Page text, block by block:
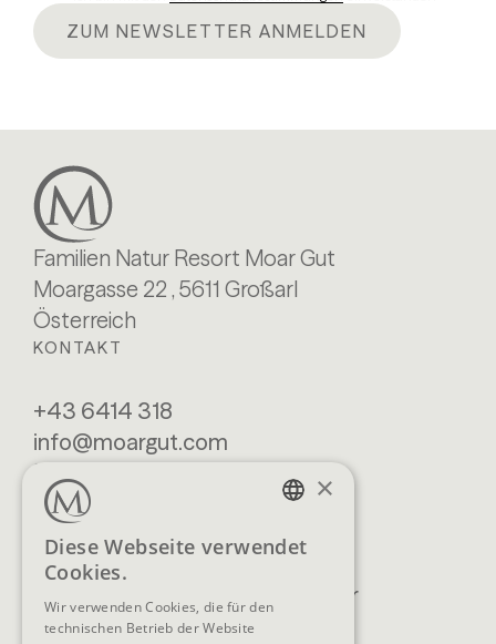
ZUM NEWSLETTER ANMELDEN
Familien Natur Resort Moar Gut
Moargasse 22 , 5611 Großarl
Österreich
KONTAKT
+43 6414 318
info@moargut.com
SERVICES
Lage & Anreise
Blog
FAQ
Buchen
Anfragen
Newsletter
AGB
×
Diese Webseite verwendet
Cookies.
Wir verwenden Cookies, die für den
technischen Betrieb der Website